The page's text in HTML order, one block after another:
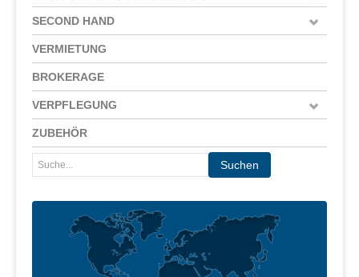
SECOND HAND
VERMIETUNG
BROKERAGE
VERPFLEGUNG
ZUBEHÖR